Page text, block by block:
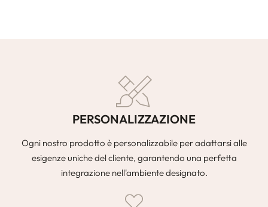
PERSONALIZZAZIONE
Ogni nostro prodotto è personalizzabile per adattarsi alle
esigenze uniche del cliente, garantendo una perfetta
integrazione nell'ambiente designato.